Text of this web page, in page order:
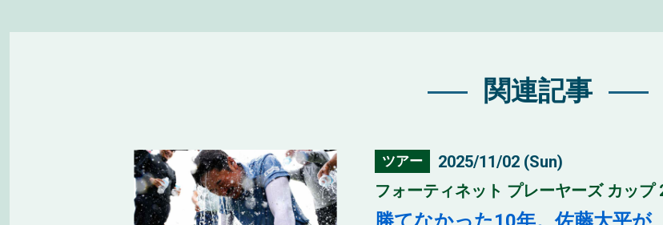
関連記事
ツアー
2025/11/02 (Sun)
フォーティネット プレーヤーズ カップ